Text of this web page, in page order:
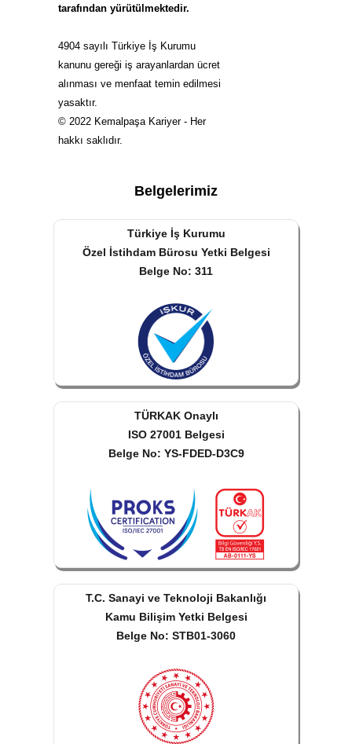
tarafından yürütülmektedir.
4904 sayılı Türkiye İş Kurumu
kanunu gereği iş arayanlardan ücret
alınması ve menfaat temin edilmesi
yasaktır.
© 2022 Kemalpaşa Kariyer - Her
hakkı saklıdır.
Belgelerimiz
Türkiye İş Kurumu
Özel İstihdam Bürosu Yetki Belgesi
Belge No: 311
TÜRKAK Onaylı
ISO 27001 Belgesi
Belge No: YS-FDED-D3C9
T.C. Sanayi ve Teknoloji Bakanlığı
Kamu Bilişim Yetki Belgesi
Belge No: STB01-3060